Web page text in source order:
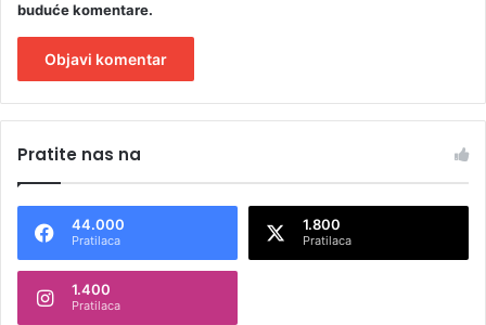
buduće komentare.
t
n
Pratite nas na
44.000
Pratilaca
1.800
Pratilaca
1.400
Pratilaca